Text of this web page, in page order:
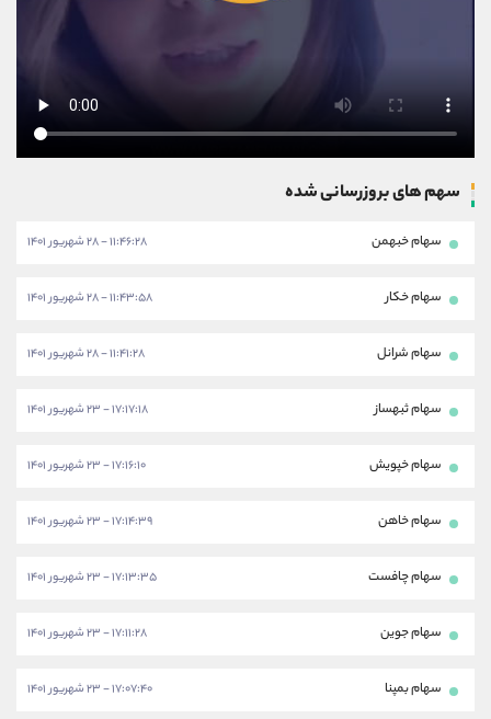
سهم های بروزرسانی شده
سهام خبهمن ۱۱:۴۶:۲۸ - ۲۸ شهریور ۱۴۰۱
سهام خکار ۱۱:۴۳:۵۸ - ۲۸ شهریور ۱۴۰۱
سهام شرانل ۱۱:۴۱:۲۸ - ۲۸ شهریور ۱۴۰۱
سهام ثبهساز ۱۷:۱۷:۱۸ - ۲۳ شهریور ۱۴۰۱
سهام خپویش ۱۷:۱۶:۱۰ - ۲۳ شهریور ۱۴۰۱
سهام خاهن ۱۷:۱۴:۳۹ - ۲۳ شهریور ۱۴۰۱
سهام چافست ۱۷:۱۳:۳۵ - ۲۳ شهریور ۱۴۰۱
سهام جوین ۱۷:۱۱:۲۸ - ۲۳ شهریور ۱۴۰۱
سهام بمپنا ۱۷:۰۷:۴۰ - ۲۳ شهریور ۱۴۰۱